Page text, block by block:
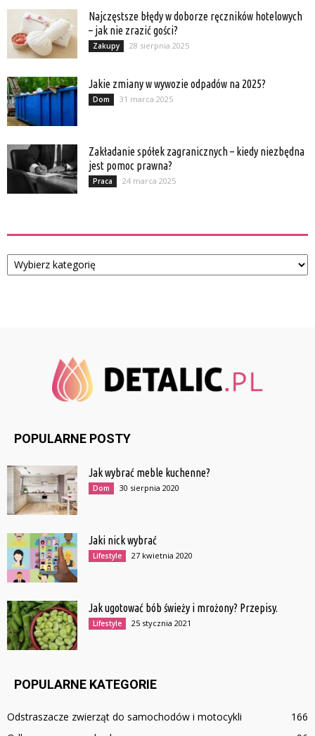
Najczęstsze błędy w doborze ręczników hotelowych
– jak nie zrazić gości?
Zakupy 28 sierpnia 2025
Jakie zmiany w wywozie odpadów na 2025?
Dom 31 marca 2025
Zakładanie spółek zagranicznych – kiedy niezbędna
jest pomoc prawna?
Praca 24 marca 2025
Kategorie
POPULARNE POSTY
Jak wybrać meble kuchenne?
Dom 30 sierpnia 2020
Jaki nick wybrać
Lifestyle 27 kwietnia 2020
Jak ugotować bób świeży i mrożony? Przepisy.
Lifestyle 25 stycznia 2021
POPULARNE KATEGORIE
Odstraszacze zwierząt do samochodów i motocykli
166